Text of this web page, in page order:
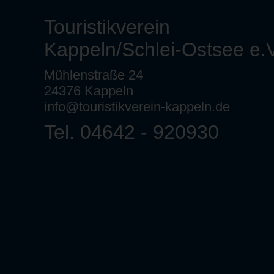
Touristikverein
Kappeln/Schlei-Ostsee
Mühlenstraße 24
24376 Kappeln
info@touristikverein-kappeln.de
Tel. 04642 - 920930